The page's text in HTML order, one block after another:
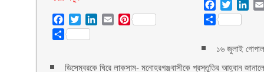
Facebook
TwitterLinkedIn
EmailPinterest
Share
Facebook
Twitter
Share
১৬ জুলাই
ডিসেম্বরকে ঘিরে লাকসাম- মনোহরগঞ্জবাসীকে প্রস্তুতির আহ্বান